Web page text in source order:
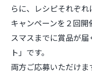
らに、レシピそれぞ
キャンペーンを２回
スマスまでに賞品が
ト」です。
両方ご応募いただけ